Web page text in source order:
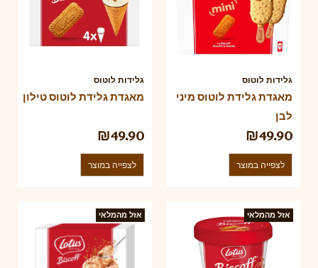
גלידות לוטוס
מאגדת גלידת לוטוס טילון
₪49.90
לצפייה במוצר
גלידות לוטוס
מאגדת גלידת לוטוס מיני
לבן
₪49.90
לצפייה במוצר
אזל מהמלאי אזל מהמלאי